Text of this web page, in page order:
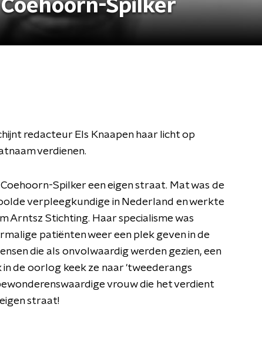
Spilker
redacteur Els Knaapen haar licht op
verdienen.
Spilker een eigen straat. Mat was de
verpleegkundige in Nederland en werkte
Arntsz Stichting. Haar specialisme was
patiënten weer een plek geven in de
die als onvolwaardig werden gezien, een
de oorlog keek ze naar 'tweederangs
vrouw die het verdient
straat!